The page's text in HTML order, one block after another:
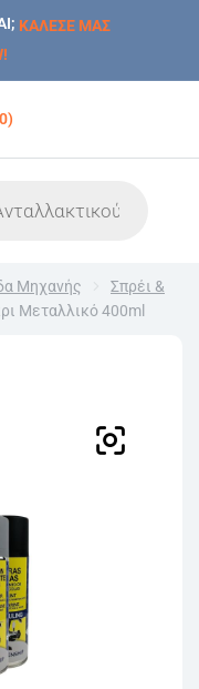
ΚΑΛΕΣΕ ΜΑΣ
Μηχανής
Σπρέι &
Μεταλλικό 400ml